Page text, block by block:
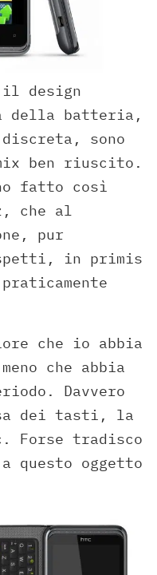
design
della batteria,
sono
ben riuscito.
fatto così
che al
pur
in primis
che io abbia
che abbia
Davvero
dei tasti, la
Forse tradisco
questo oggetto